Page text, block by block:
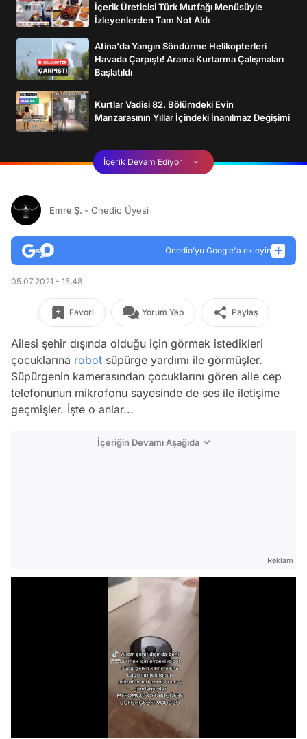
İçerik Üreticisi Türk Mutfağı Menüsüyle
İzleyenlerden Tam Not Aldı
Atina'da Yangın Söndürme Helikopterleri
Havada Çarpıştı! Arama Kurtarma Çalışmaları
Başlatıldı
Kurtlar Vadisi 82. Bölümdeki Evin
Manzarasının Yıllar İçindeki İnanılmaz Değişimi
İçerik Devam Ediyor
Emre Ş. - Onedio Üyesi
Onedio’yu Google'a ekleyin
05.07.2021 - 15:48
Favori Yorum Yap Paylaş
Ailesi şehir dışında olduğu için görmek istedikleri
çocuklarına robot süpürge yardımı ile görmüşler.
Süpürgenin kamerasından çocuklarını gören aile cep
telefonunun mikrofonu sayesinde de ses ile iletişime
geçmişler. İşte o anlar...
İçeriğin Devamı Aşağıda
Reklam